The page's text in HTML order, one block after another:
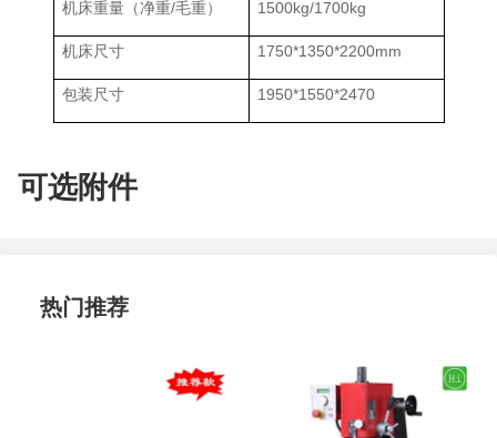
机床重量（净重/毛重） 1500kg/1700kg
机床尺寸 1750*1350*2200mm
包装尺寸 1950*1550*2470
可选附件
热门推荐